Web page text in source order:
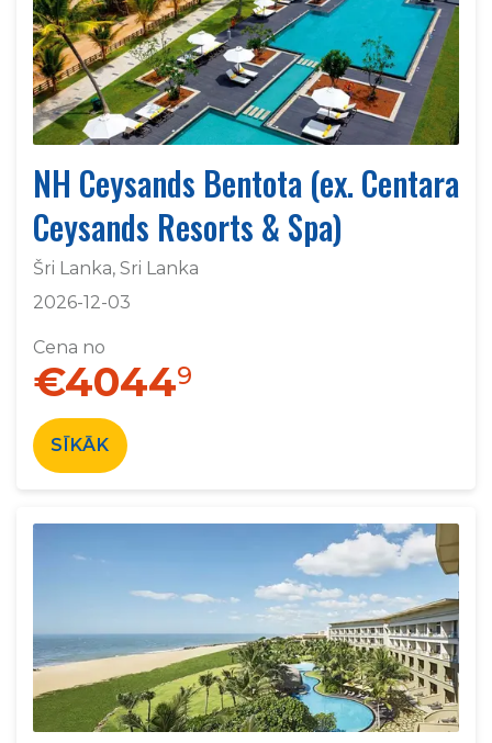
NH Ceysands Bentota (ex. Centara
Ceysands Resorts & Spa)
Šri Lanka, Sri Lanka
2026-12-03
Cena no
€40449
SĪKĀK